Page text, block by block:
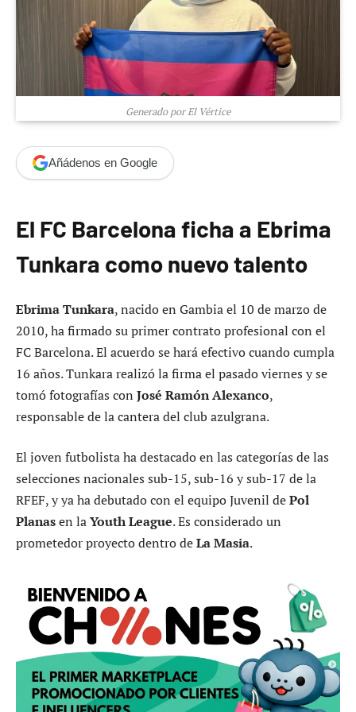
Generado por El Vértice
Añádenos en Google
El FC Barcelona ficha a Ebrima
Tunkara como nuevo talento
Ebrima Tunkara, nacido en Gambia el 10 de marzo de
2010, ha firmado su primer contrato profesional con el
FC Barcelona. El acuerdo se hará efectivo cuando cumpla
16 años. Tunkara realizó la firma el pasado viernes y se
tomó fotografías con José Ramón Alexanco,
responsable de la cantera del club azulgrana.
El joven futbolista ha destacado en las categorías de las
selecciones nacionales sub-15, sub-16 y sub-17 de la
RFEF, y ya ha debutado con el equipo Juvenil dePol
Planasen laYouth League. Es considerado un
prometedor proyecto dentro deLa Masia.